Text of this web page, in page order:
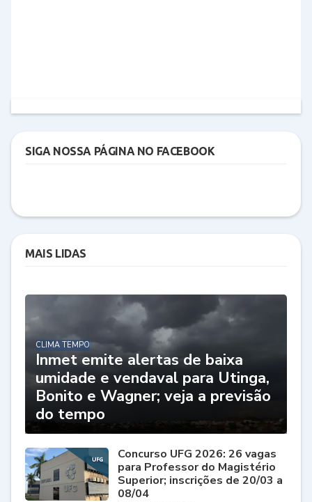
SIGA NOSSA PÁGINA NO FACEBOOK
MAIS LIDAS
CLIMA TEMPO
Inmet emite alertas de baixa
umidade e vendaval para Utinga,
Bonito e Wagner; veja a previsão
do tempo
Concurso UFG 2026: 26 vagas
para Professor do Magistério
Superior; inscrições de 20/03 a
08/04